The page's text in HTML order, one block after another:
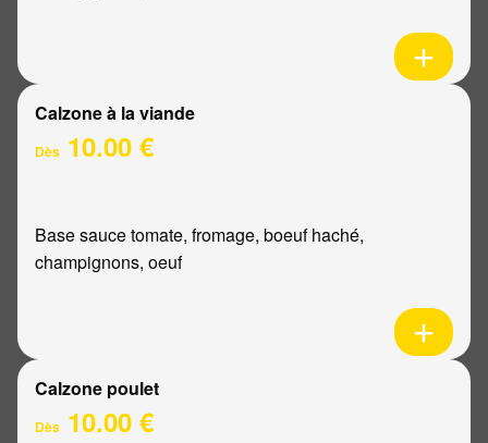
Calzone à la viande
Dès 10.00 €
Base sauce tomate, fromage, boeuf haché,
champignons, oeuf
Calzone poulet
Dès 10.00 €